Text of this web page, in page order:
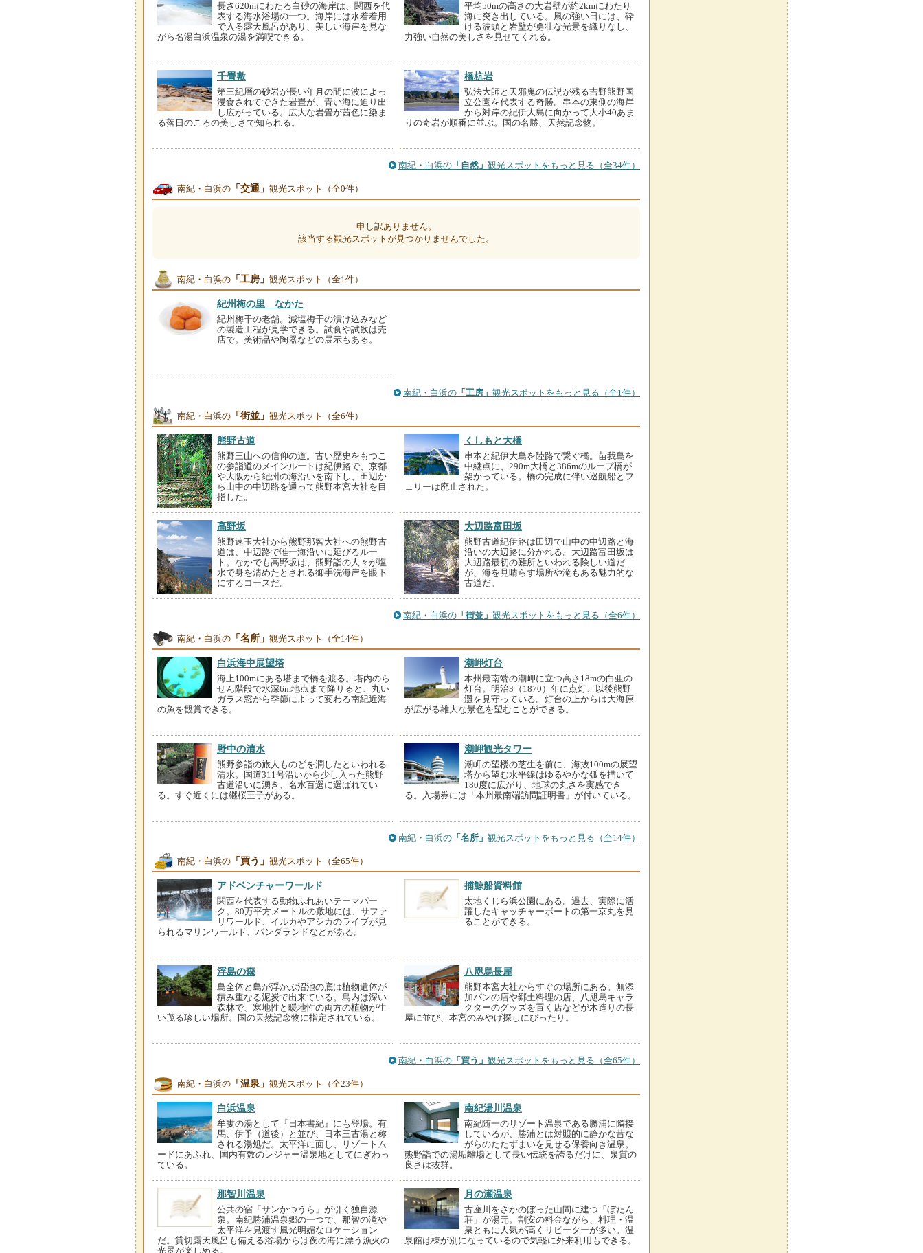
長さ620mにわたる白砂の海岸は、関西を代
表する海水浴場の一つ。海岸には水着着用
で入る露天風呂があり、美しい海岸を見な
がら名湯白浜温泉の湯を満喫できる。
平均50mの高さの大岩壁が約2kmにわたり
海に突き出している。風の強い日には、砕
ける波頭と岩壁が勇壮な光景を織りなし、
力強い自然の美しさを見せてくれる。
千畳敷
第三紀層の砂岩が長い年月の間に波によっ
浸食されてできた岩畳が、青い海に迫り出
し広がっている。広大な岩畳が茜色に染ま
る落日のころの美しさで知られる。
橋杭岩
弘法大師と天邪鬼の伝説が残る吉野熊野国
立公園を代表する奇勝。串本の東側の海岸
から対岸の紀伊大島に向かって大小40あま
りの奇岩が順番に並ぶ。国の名勝、天然記念物。
南紀・白浜の 「自然」 観光スポットをもっと見る（全34件）
南紀・白浜の 「交通」 観光スポット（全0件）
申し訳ありません。
該当する観光スポットが見つかりませんでした。
南紀・白浜の 「工房」 観光スポット（全1件）
紀州梅の里 なかた
紀州梅干の老舗。減塩梅干の漬け込みなど
の製造工程が見学できる。試食や試飲は売
店で。美術品や陶器などの展示もある。
南紀・白浜の 「工房」 観光スポットをもっと見る（全1件）
南紀・白浜の 「街並」 観光スポット（全6件）
熊野古道
熊野三山への信仰の道。古い歴史をもつこ
の参詣道のメインルートは紀伊路で、京都
や大阪から紀州の海沿いを南下し、田辺か
ら山中の中辺路を通って熊野本宮大社を目
指した。
くしもと大橋
串本と紀伊大島を陸路で繋ぐ橋。苗我島を
中継点に、290m大橋と386mのループ橋が
架かっている。橋の完成に伴い巡航船とフ
ェリーは廃止された。
高野坂
熊野速玉大社から熊野那智大社への熊野古
道は、中辺路で唯一海沿いに延びるルー
ト。なかでも高野坂は、熊野詣の人々が塩
水で身を清めたとされる御手洗海岸を眼下
にするコースだ。
大辺路富田坂
熊野古道紀伊路は田辺で山中の中辺路と海
沿いの大辺路に分かれる。大辺路富田坂は
大辺路最初の難所といわれる険しい道だ
が、海を見晴らす場所や滝もある魅力的な
古道だ。
南紀・白浜の 「街並」 観光スポットをもっと見る（全6件）
南紀・白浜の 「名所」 観光スポット（全14件）
白浜海中展望塔
海上100mにある塔まで橋を渡る。塔内のら
せん階段で水深6m地点まで降りると、丸い
ガラス窓から季節によって変わる南紀近海
の魚を観賞できる。
潮岬灯台
本州最南端の潮岬に立つ高さ18mの白亜の
灯台。明治3（1870）年に点灯、以後熊野
灘を見守っている。灯台の上からは大海原
が広がる雄大な景色を望むことができる。
野中の清水
熊野参詣の旅人ものどを潤したといわれる
清水。国道311号沿いから少し入った熊野
古道沿いに湧き、名水百選に選ばれてい
る。すぐ近くには継桜王子がある。
潮岬観光タワー
潮岬の望楼の芝生を前に、海抜100mの展望
塔から望む水平線はゆるやかな弧を描いて
180度に広がり、地球の丸さを実感でき
る。入場券には「本州最南端訪問証明書」が付いている。
南紀・白浜の 「名所」 観光スポットをもっと見る（全14件）
南紀・白浜の 「買う」 観光スポット（全65件）
アドベンチャーワールド
関西を代表する動物ふれあいテーマパー
ク。80万平方メートルの敷地には、サファ
リワールド、イルカやアシカのライブが見
られるマリンワールド、パンダランドなどがある。
捕鯨船資料館
太地くじら浜公園にある。過去、実際に活
躍したキャッチャーボートの第一京丸を見
ることができる。
浮島の森
島全体と島が浮かぶ沼池の底は植物遺体が
積み重なる泥炭で出来ている。島内は深い
森林で、寒地性と暖地性の両方の植物が生
い茂る珍しい場所。国の天然記念物に指定されている。
八咫烏長屋
熊野本宮大社からすぐの場所にある。無添
加パンの店や郷土料理の店、八咫烏キャラ
クターのグッズを置く店などが木造りの長
屋に並び、本宮のみやげ探しにぴったり。
南紀・白浜の 「買う」 観光スポットをもっと見る（全65件）
南紀・白浜の 「温泉」 観光スポット（全23件）
白浜温泉
牟婁の湯として『日本書紀』にも登場。有
馬、伊予（道後）と並び、日本三古湯と称
される湯処だ。太平洋に面し、リゾートム
ードにあふれ、国内有数のレジャー温泉地としてにぎわっ
ている。
南紀湯川温泉
南紀随一のリゾート温泉である勝浦に隣接
しているが、勝浦とは対照的に静かな昔な
がらのたたずまいを見せる保養向き温泉。
熊野詣での湯垢離場として長い伝統を誇るだけに、泉質の
良さは抜群。
那智川温泉
公共の宿「サンかつうら」が引く独自源
泉。南紀勝浦温泉郷の一つで、那智の滝や
太平洋を見渡す風光明媚なロケーション
だ。貸切露天風呂も備える浴場からは夜の海に漂う漁火の
光景が楽しめる。
月の瀬温泉
古座川をさかのぼった山間に建つ「ぼたん
荘」が湯元。割安の料金ながら、料理・温
泉ともに人気が高くリピーターが多い。温
泉館は棟が別になっているので気軽に外来利用もできる。